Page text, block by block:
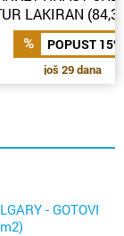
LAKIRAN
POPUST 15%
još 29 dana
- GOTOVI